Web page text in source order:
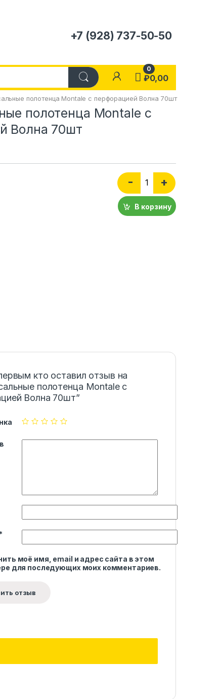
+7 (928) 737-50-50
0
₽0,00
полотенца Montale с перфорацией Волна 70шт
полотенца Montale с
Волна 70шт
-
Количество
+
В корзину
кто оставил отзыв на
полотенца Montale с
Волна 70шт”
*
моё имя, email и адрес сайта в этом
для последующих моих комментариев.